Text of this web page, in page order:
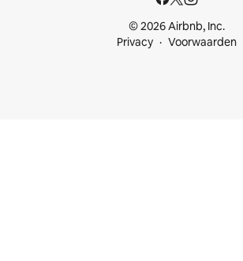
© 2026 Airbnb, Inc.
Privacy
Voorwaarden